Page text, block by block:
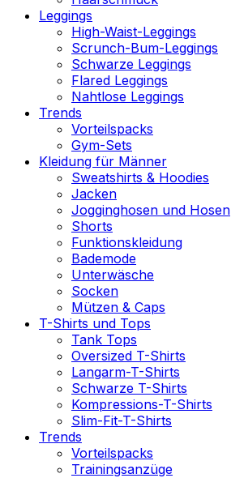
Leggings
High-Waist-Leggings
Scrunch-Bum-Leggings
Schwarze Leggings
Flared Leggings
Nahtlose Leggings
Trends
Vorteilspacks
Gym-Sets
Kleidung für Männer
Sweatshirts & Hoodies
Jacken
Jogginghosen und Hosen
Shorts
Funktionskleidung
Bademode
Unterwäsche
Socken
Mützen & Caps
T-Shirts und Tops
Tank Tops
Oversized T-Shirts
Langarm-T-Shirts
Schwarze T-Shirts
Kompressions-T-Shirts
Slim-Fit-T-Shirts
Trends
Vorteilspacks
Trainingsanzüge